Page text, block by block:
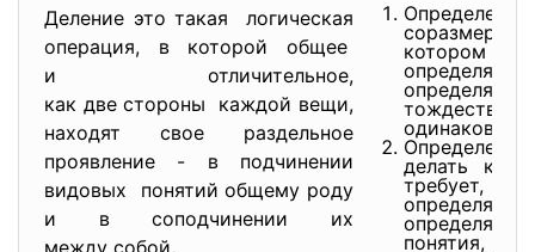
Деление это такая логическая
операция, в которой общее
и отличительное,
как две стороны каждой вещи,
находят свое раздельное
проявление - в подчинении
видовых понятий общему роду
и в соподчинении их
между собой.
одинаково
делать
понятия,